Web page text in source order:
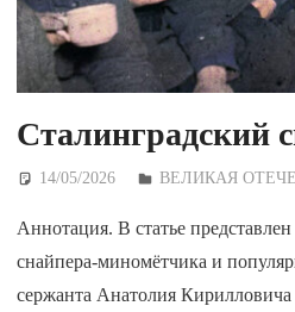
Сталинградский
14/05/2026 Дежурный по
ВЕЛИКАЯ
Аннотация. В статье
снайпера-миномётчика и
сержанта Анатолия